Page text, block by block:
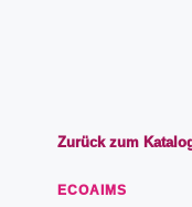
Zurück zum
ECOAIMS